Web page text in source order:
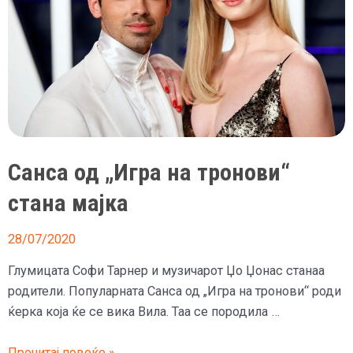
Санса од „Игра на тронови“
стана мајка
28/07/2020
Глумицата Софи Тарнер и музичарот Џо Џонас станаа
родители. Популарната Санса од „Игра на тронови“ роди
ќерка која ќе се вика Вила. Таа се породила …